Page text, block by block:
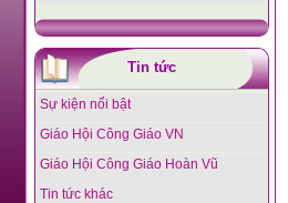
Tin tức
Sự kiện nổi bật
Giáo Hội Công Giáo VN
Giáo Hội Công Giáo Hoàn Vũ
Tin tức khác